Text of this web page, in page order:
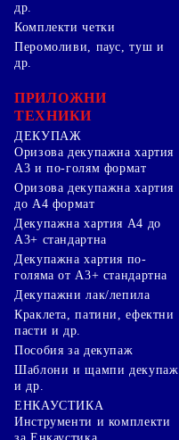
др.
Комплекти четки
Перомоливи, паус, туш и
др.
ПРИЛОЖНИ
ТЕХНИКИ
ДЕКУПАЖ
Оризова декупажна хартия
А3 и по-голям формат
Оризова декупажна хартия
до А4 формат
Декупажна хартия А4 до
А3+ стандартна
Декупажна хартия по-
голяма от А3+ стандартна
Декупажни лак/лепила
Краклета, патини, ефектни
пасти и др.
Пособия за декупаж
Шаблони и щампи декупаж
и др.
ЕНКАУСТИКА
Инструменти и комплекти